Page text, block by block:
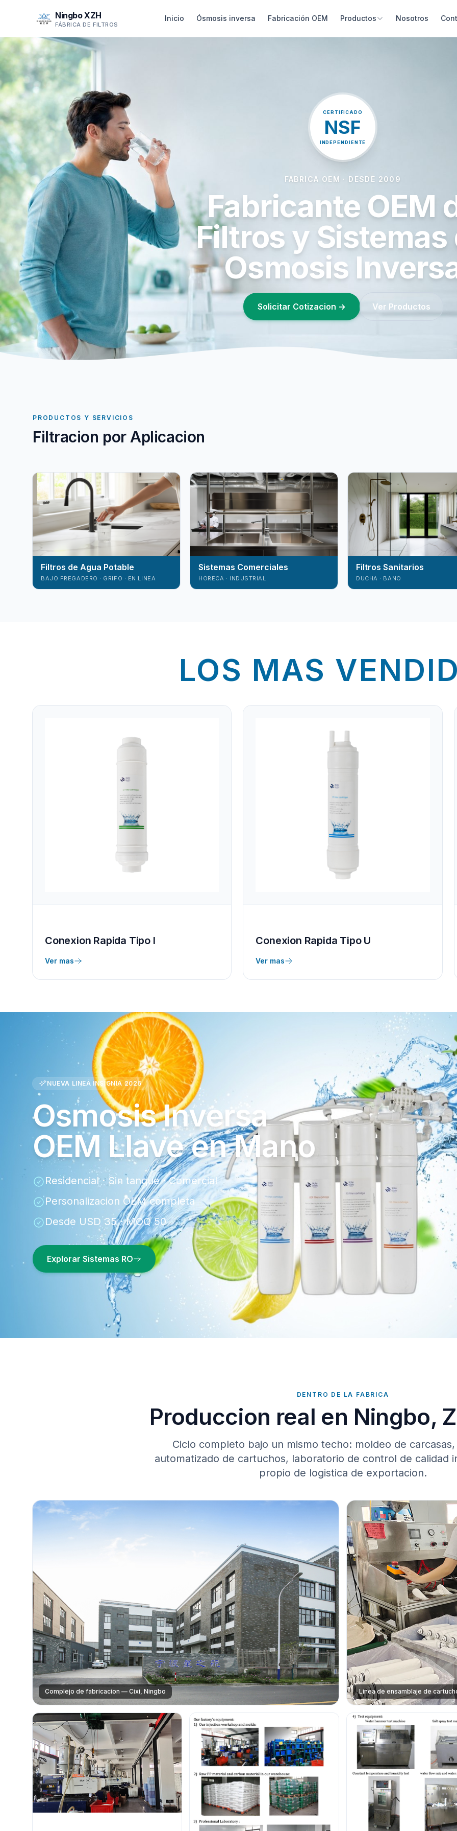
Ningbo XZH
FÁBRICA DE FILTROS
Inicio Ósmosis inversa Fabricación OEM Productos Nosotros
CERTIFICADO
NSF
INDEPENDIENTE
FABRICA OEM · DESDE 2009
Fabricante OEM
Filtros y Sistemas
Osmosis
Solicitar Cotizacion → Ver Productos
PRODUCTOS Y SERVICIOS
Filtracion por Aplicacion
Filtros de Agua Potable
BAJO FREGADERO · GRIFO · EN LINEA
Sistemas Comerciales
HORECA · INDUSTRIAL
Filtros Sanitarios
DUCHA · BANO
LOS MAS
Conexion Rapida Tipo I
Ver mas
Conexion Rapida Tipo U
Ver mas
NUEVA LINEA INSIGNIA 2026
Osmosis Inversa
OEM Llave en Mano
Residencial · Sin tanque · Comercial
Personalizacion OEM completa
Desde USD 35 · MOQ 50
Explorar Sistemas RO
DENTRO DE LA FABRICA
Produccion real en Ningbo,
Ciclo completo bajo un mismo techo: moldeo de
automatizado de cartuchos, laboratorio de control de calidad
propio de logistica de exportacion.
Complejo de fabricacion — Cixi, Ningbo Linea de ensamblaje de